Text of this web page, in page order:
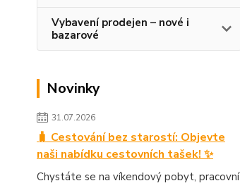
Vybavení prodejen – nové i
bazarové
Novinky
31.07.2026
🧳 Cestování bez starostí: Objevte
naši nabídku cestovních tašek! ✨
Chystáte se na víkendový pobyt, pracovní